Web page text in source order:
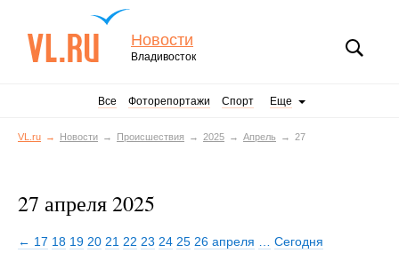
Новости
Владивосток
Все Фоторепортажи Спорт Еще
VL.ru Новости Происшествия 2025 Апрель 27
27 апреля 2025
← 17 18 19 20 21 22 23 24 25 26 апреля Сегодня